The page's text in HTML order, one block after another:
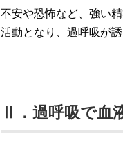
不安や恐怖など、強い
活動となり、過呼吸が誘
Ⅱ．過呼吸で血